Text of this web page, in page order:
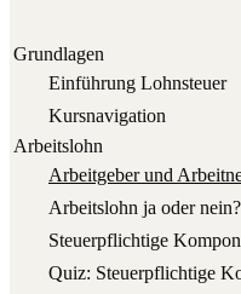
Grundlagen
Ein­füh­rung Lohnsteuer
Kurs­na­vi­ga­ti­on
Arbeitslohn
Arbeit­ge­ber und
Arbeits­lohn ja oder
Steu­er­pflich­ti­ge
Quiz: Steu­er­pflich­ti­ge